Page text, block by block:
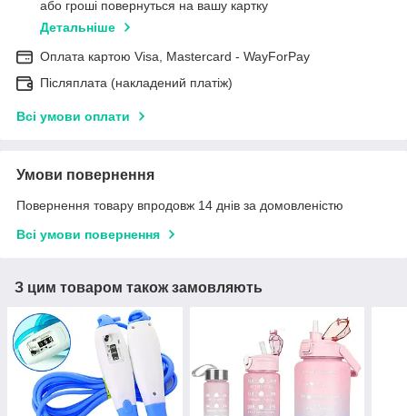
або гроші повернуться на вашу картку
Детальніше
Оплата картою Visa, Mastercard - WayForPay
Післяплата (накладений платіж)
Всі умови оплати
Умови повернення
Повернення товару впродовж 14 днів за домовленістю
Всі умови повернення
З цим товаром також замовляють